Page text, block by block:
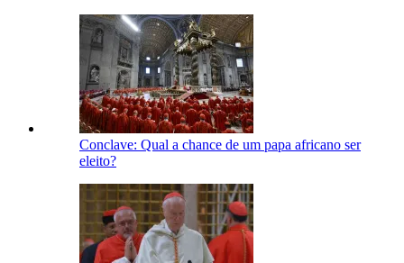
Conclave: Qual a chance de um papa africano ser
eleito?